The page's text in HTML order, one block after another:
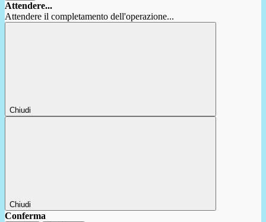
Attendere...
Attendere il completamento dell'operazione...
Chiudi
Chiudi
Conferma